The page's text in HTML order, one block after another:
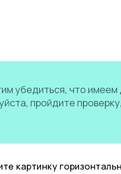
убедиться, что имеем
пройдите
картинку